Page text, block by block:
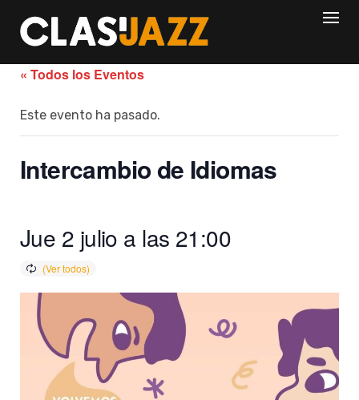
content
« Todos los Eventos
Este evento ha pasado.
Intercambio de Idiomas
Jue 2 julio a las 21:00